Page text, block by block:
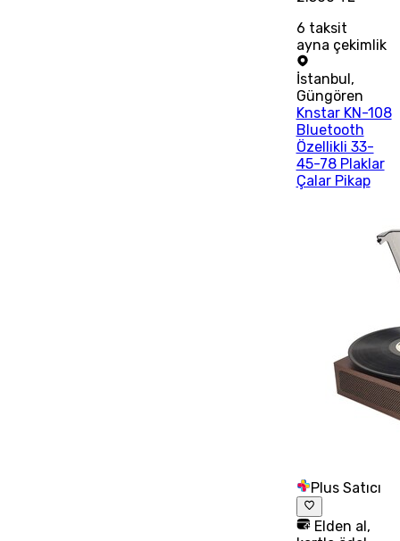
6 taksit
ayna çekimlik
İstanbul ,
Güngören
Knstar KN-108
Bluetooth
Özellikli 33-
45-78 Plaklar
Çalar Pikap
Plus Satıcı
Elden al,